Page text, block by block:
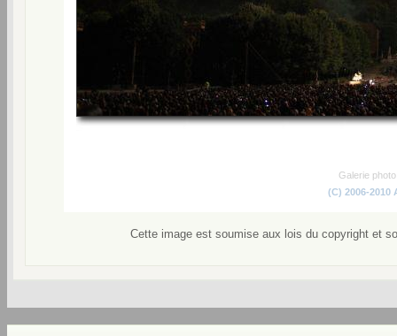
Galerie
(C) 2006-2010
Cette image est soumise aux lois du copyright et